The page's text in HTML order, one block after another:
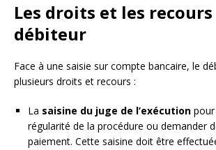
Les droits et les recours
débiteur
Face à une saisie sur compte bancaire, le
plusieurs droits et recours :
La saisine du juge de l’exécution
régularité de la procédure ou demander
paiement. Cette saisine doit être